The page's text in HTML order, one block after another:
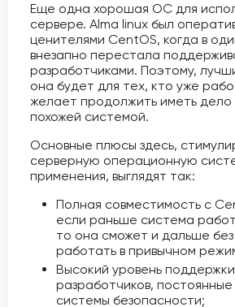
Еще одна хорошая ОС для
сервере. Alma linux был
ценителями CentOS, когда в
внезапно перестала
разработчиками. Поэтому,
она будет для тех, кто уже
желает продолжить иметь дело
похожей системой.
Основные плюсы здесь,
серверную операционную
применения, выглядят так:
Полная совместимость с
если раньше система
то она сможет и дальше
работать в привычном
Высокий уровень
разработчиков,
системы безопасности;